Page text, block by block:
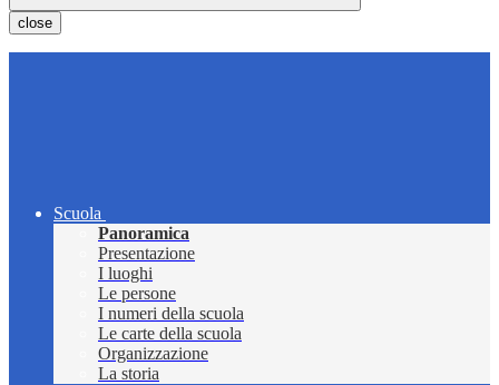
close
Scuola
Panoramica
Presentazione
I luoghi
Le persone
I numeri della scuola
Le carte della scuola
Organizzazione
La storia